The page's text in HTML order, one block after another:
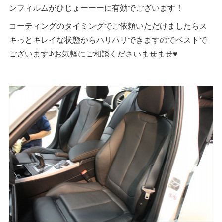
ンフィルムがひじょーーーに有効でございます！
コーティングのタイミングでご依頼いただけましたらス
キっとキレイな状態からハリハリできますのでベストで
ございます♪お気軽にご相談くださいませませ♥